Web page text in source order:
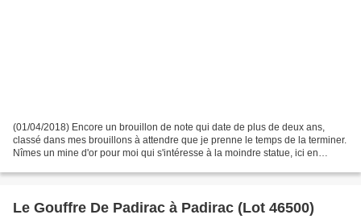
(01/04/2018) Encore un brouillon de note qui date de plus de deux ans,
classé dans mes brouillons à attendre que je prenne le temps de la terminer.
Nîmes un mine d'or pour moi qui s'intéresse à la moindre statue, ici en
Le Gouffre De Padirac à Padirac (Lot 46500)